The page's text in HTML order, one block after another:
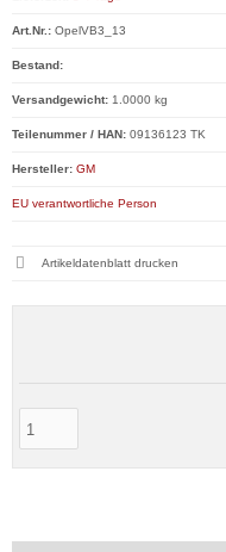
Art.Nr.: OpelVB3_13
Bestand:
Versandgewicht: 1.0000 kg
Teilenummer / HAN: 09136123 TK
Hersteller: GM
EU verantwortliche Person
Artikeldatenblatt drucken